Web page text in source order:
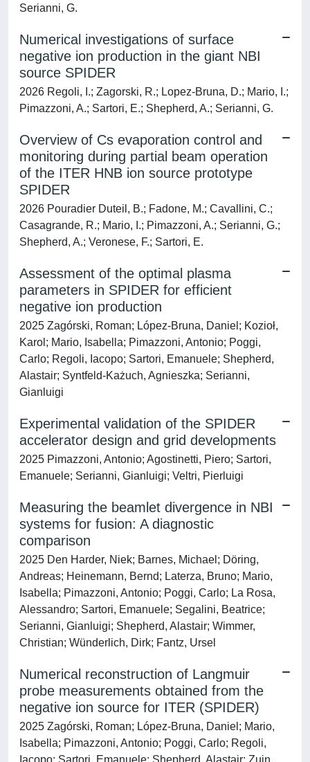
Serianni, G.
Numerical investigations of surface
negative ion production in the giant NBI
source SPIDER
2026 Regoli, I.; Zagorski, R.; Lopez-Bruna, D.; Mario, I.;
Pimazzoni, A.; Sartori, E.; Shepherd, A.; Serianni, G.
Overview of Cs evaporation control and
monitoring during partial beam operation
of the ITER HNB ion source prototype
SPIDER
2026 Pouradier Duteil, B.; Fadone, M.; Cavallini, C.;
Casagrande, R.; Mario, I.; Pimazzoni, A.; Serianni, G.;
Shepherd, A.; Veronese, F.; Sartori, E.
Assessment of the optimal plasma
parameters in SPIDER for efficient
negative ion production
2025 Zagórski, Roman; López-Bruna, Daniel; Kozioł,
Karol; Mario, Isabella; Pimazzoni, Antonio; Poggi,
Carlo; Regoli, Iacopo; Sartori, Emanuele; Shepherd,
Alastair; Syntfeld-Każuch, Agnieszka; Serianni,
Gianluigi
Experimental validation of the SPIDER
accelerator design and grid developments
2025 Pimazzoni, Antonio; Agostinetti, Piero; Sartori,
Emanuele; Serianni, Gianluigi; Veltri, Pierluigi
Measuring the beamlet divergence in NBI
systems for fusion: A diagnostic
comparison
2025 Den Harder, Niek; Barnes, Michael; Döring,
Andreas; Heinemann, Bernd; Laterza, Bruno; Mario,
Isabella; Pimazzoni, Antonio; Poggi, Carlo; La Rosa,
Alessandro; Sartori, Emanuele; Segalini, Beatrice;
Serianni, Gianluigi; Shepherd, Alastair; Wimmer,
Christian; Wünderlich, Dirk; Fantz, Ursel
Numerical reconstruction of Langmuir
probe measurements obtained from the
negative ion source for ITER (SPIDER)
2025 Zagórski, Roman; López-Bruna, Daniel; Mario,
Isabella; Pimazzoni, Antonio; Poggi, Carlo; Regoli,
Iacopo; Sartori, Emanuele; Shepherd, Alastair; Zuin,